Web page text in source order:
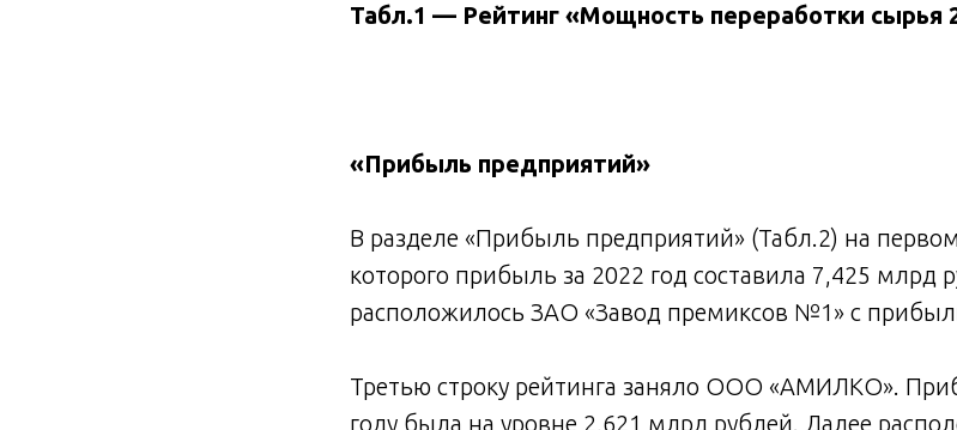
Табл.1 — Рейтинг «Мощность переработки сырья
«Прибыль предприятий»
В разделе «Прибыль предприятий» (Табл.2) на
которого прибыль за 2022 год составила 7,425 млрд
расположилось ЗАО «Завод премиксов №1» с
Третью строку рейтинга заняло ООО «АМИЛКО».
году была на уровне 2,621 млрд рублей. Далее